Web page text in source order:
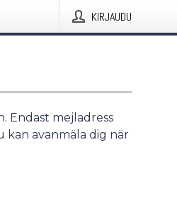
KIRJAUDU
Endast mejladress
kan avanmäla dig när